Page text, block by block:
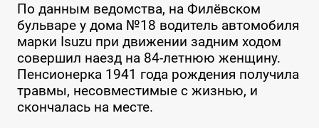
По данным ведомства, на Филёвском
бульваре у дома №18 водитель автомобиля
марки Isuzu при движении задним ходом
совершил наезд на 84-летнюю женщину.
Пенсионерка 1941 года рождения получила
травмы, несовместимые с жизнью, и
скончалась на месте.